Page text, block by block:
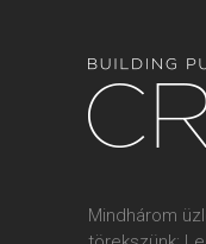
szemével
Az őszi
elsők között